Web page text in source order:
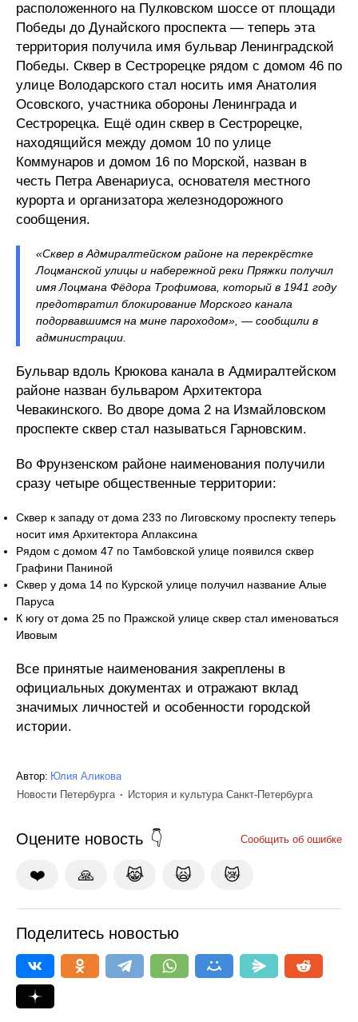
расположенного на Пулковском шоссе от площади
Победы до Дунайского проспекта — теперь эта
территория получила имя бульвар Ленинградской
Победы. Сквер в Сестрорецке рядом с домом 46 по
улице Володарского стал носить имя Анатолия
Осовского, участника обороны Ленинграда и
Сестрорецка. Ещё один сквер в Сестрорецке,
находящийся между домом 10 по улице
Коммунаров и домом 16 по Морской, назван в
честь Петра Авенариуса, основателя местного
курорта и организатора железнодорожного
сообщения.
«Сквер в Адмиралтейском районе на перекрёстке
Лоцманской улицы и набережной реки Пряжки получил
имя Лоцмана Фёдора Трофимова, который в 1941 году
предотвратил блокирование Морского канала
подорвавшимся на мине пароходом», — сообщили в
администрации.
Бульвар вдоль Крюкова канала в Адмиралтейском
районе назван бульваром Архитектора
Чевакинского. Во дворе дома 2 на Измайловском
проспекте сквер стал называться Гарновским.
Во Фрунзенском районе наименования получили
сразу четыре общественные территории:
Сквер к западу от дома 233 по Лиговскому проспекту теперь
носит имя Архитектора Аплаксина
Рядом с домом 47 по Тамбовской улице появился сквер
Графини Паниной
Сквер у дома 14 по Курской улице получил название Алые
Паруса
К югу от дома 25 по Пражской улице сквер стал именоваться
Ивовым
Все принятые наименования закреплены в
официальных документах и отражают вклад
значимых личностей и особенности городской
истории.
Автор: Юлия Аликова
Новости Петербурга
История и культура Санкт-Петербурга
Оцените новость Сообщить об ошибке
❤️ 🙏 😹 🙀 😿
Поделитесь новостью